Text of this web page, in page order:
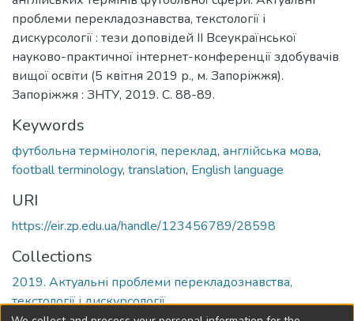
проблеми перекладознавства, текстології і
дискурсології : тези доповідей ІІ Всеукраїнської
науково-практичної інтернет-конференції здобувачів
вищої освіти (5 квітня 2019 р., м. Запоріжжя).
Запоріжжя : ЗНТУ, 2019. С. 88-89.
Keywords
футбольна термінологія, переклад, англійська мова,
football terminology, translation, English language
URI
https://eir.zp.edu.ua/handle/123456789/28598
Collections
2019. Актуальні проблеми перекладознавства,
текстології і дискурсології